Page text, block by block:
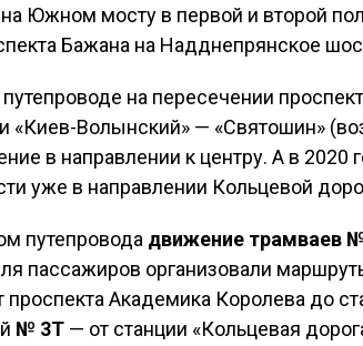
Южном мосту в первой и второй
Бажана на Надднепрянское
на пересечении
«Киев-Волынский» — «Святошин»
в направлении к центру. А в 2020
уже в направлении Кольцевой
путепровода движение трамваев
пассажиров организовали
проспекта Академика Королева до
№ 3Т — от станции «Кольцевая